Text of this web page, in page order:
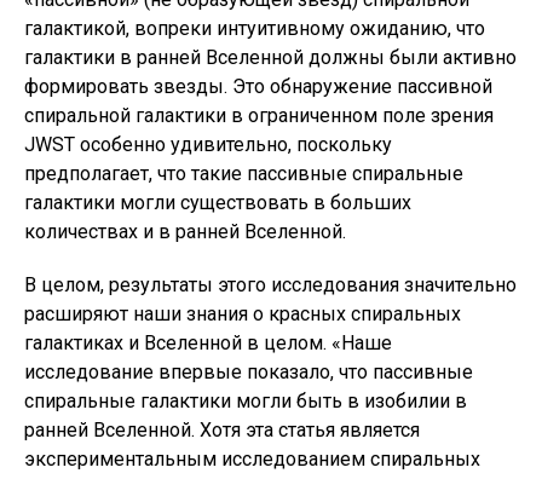
галактикой, вопреки интуитивному ожиданию, что
галактики в ранней Вселенной должны были активно
формировать звезды. Это обнаружение пассивной
спиральной галактики в ограниченном поле зрения
JWST особенно удивительно, поскольку
предполагает, что такие пассивные спиральные
галактики могли существовать в больших
количествах и в ранней Вселенной.
В целом, результаты этого исследования значительно
расширяют наши знания о красных спиральных
галактиках и Вселенной в целом. «Наше
исследование впервые показало, что пассивные
спиральные галактики могли быть в изобилии в
ранней Вселенной. Хотя эта статья является
экспериментальным исследованием спиральных